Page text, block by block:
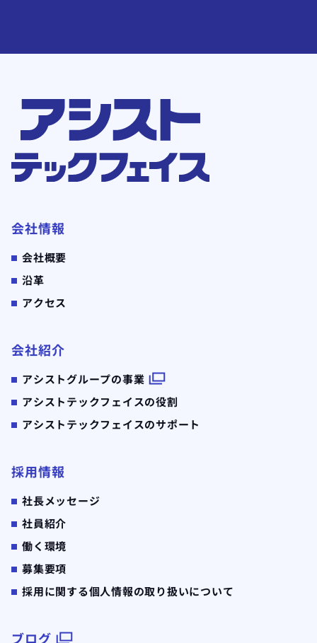
会社情報
会社概要
沿革
アクセス
会社紹介
アシストグループの事業
アシストテックフェイスの役割
アシストテックフェイスのサポート
採用情報
社長メッセージ
社員紹介
働く環境
募集要項
採用に関する個人情報の取り扱いについて
ブログ